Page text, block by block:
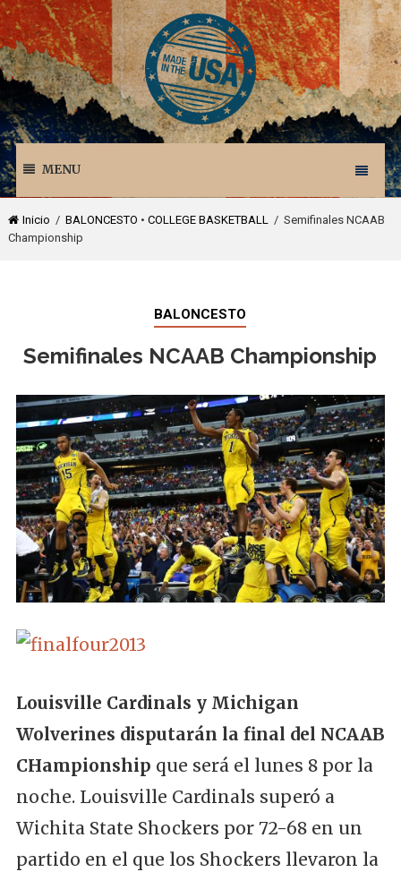
MENU
Inicio / BALONCESTO • COLLEGE BASKETBALL/ Semifinales NCAAB
Championship
BALONCESTO
Semifinales NCAAB Championship
Louisville Cardinals y Michigan
Wolverines disputarán la final del NCAAB
CHampionship que será el lunes 8 por la
noche. Louisville Cardinals superó a
Wichita State Shockers por 72-68 en un
partido en el que los Shockers llevaron la